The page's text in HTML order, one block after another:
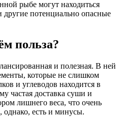
рыбе могут находиться
другие потенциально опасные
польза?
и полезная. В ней
которые не слишком
и углеводов находится в
частая доставка суши и
лишнего веса, что очень
однако, есть и минусы.